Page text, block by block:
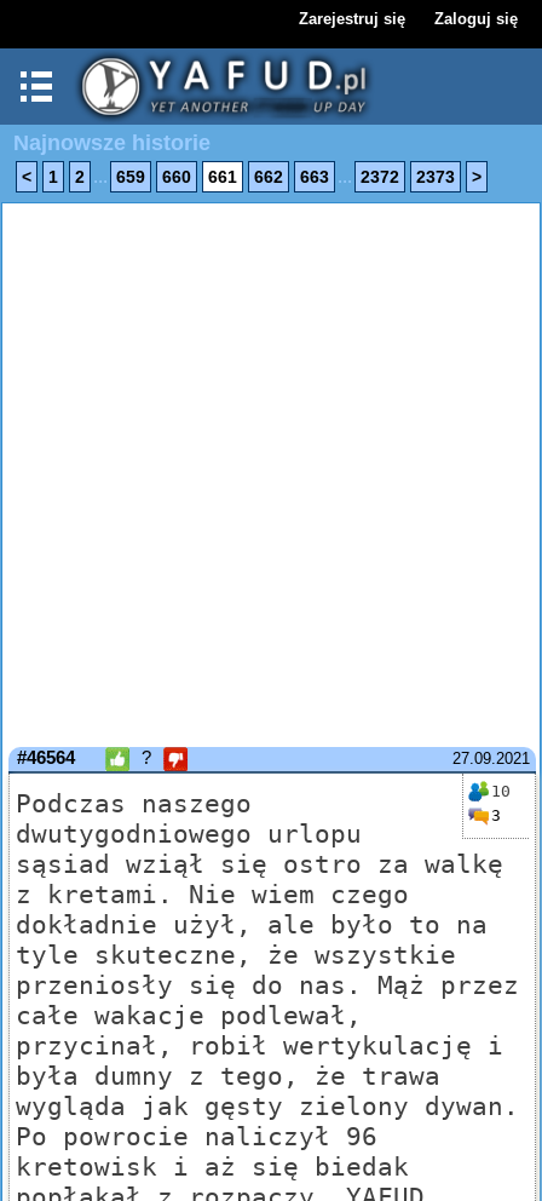
Zarejestruj się Zaloguj się
Najnowsze historie
< 1 2 ... 659 660 661 662 663 ... 2372 2373 >
27.09.2021
#46564 ?
10
3
Podczas naszego
dwutygodniowego urlopu
sąsiad wziął się ostro za walkę
z kretami. Nie wiem czego
dokładnie użył, ale było to na
tyle skuteczne, że wszystkie
przeniosły się do nas. Mąż przez
całe wakacje podlewał,
przycinał, robił wertykulację i
była dumny z tego, że trawa
wygląda jak gęsty zielony dywan.
Po powrocie naliczył 96
kretowisk i aż się biedak